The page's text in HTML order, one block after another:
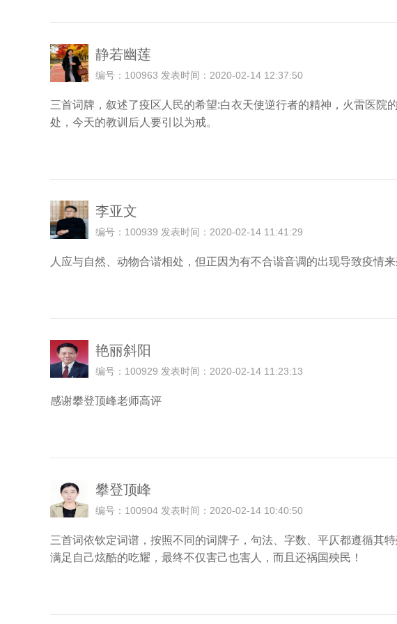
静若幽莲
编号：100963 发表时间：2020-02-14 12:37:50
三首词牌，叙述了疫区人民的希望:白衣天使逆行者的精神，火雷医
处，今天的教训后人要引以为戒。
李亚文
编号：100939 发表时间：2020-02-14 11:41:29
人应与自然、动物合谐相处，但正因为有不合谐音调的出现导致疫情
艳丽斜阳
编号：100929 发表时间：2020-02-14 11:23:13
感谢攀登顶峰老师高评
攀登顶峰
编号：100904 发表时间：2020-02-14 10:40:50
三首词依钦定词谱，按照不同的词牌子，句法、字数、平仄都遵循其
满足自己炫酷的吃耀，最终不仅害己也害人，而且还祸国殃民！